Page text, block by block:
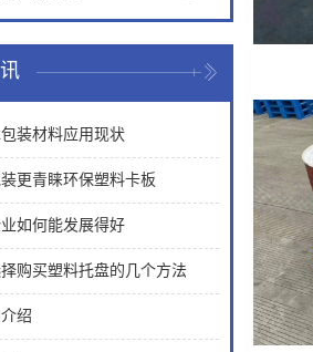
装材料应用现状
更青睐环保塑料卡板
如何能发展得好
购买塑料托盘的几个方法
绍